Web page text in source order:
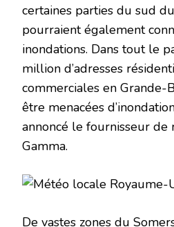
certaines parties du sud
pourraient également
inondations. Dans tout le
million d’adresses
commerciales en Grande-
être menacées
annoncé le fournisseur de
Gamma.
De vastes zones du